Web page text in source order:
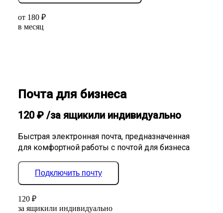
от 180 ₽
в месяц
Почта для бизнеса
120₽ /за ящикили индивидуально
Быстрая электронная почта, предназначенная
для комфортной работы с почтой для бизнеса
Подключить почту
120 ₽
за ящикили индивидуально